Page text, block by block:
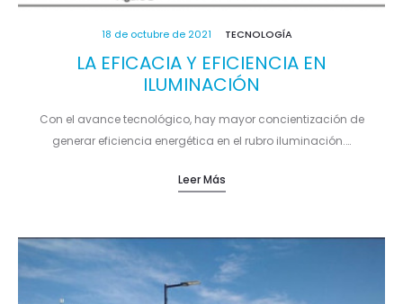
18 de octubre de 2021 TECNOLOGÍA
LA EFICACIA Y EFICIENCIA EN
ILUMINACIÓN
Con el avance tecnológico, hay mayor concientización de
generar eficiencia energética en el rubro iluminación.…
Leer Más